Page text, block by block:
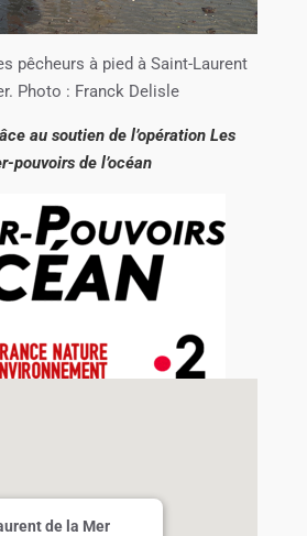
pêcheurs à pied à Saint-Laurent
Photo : Franck Delisle
au soutien de l’opération Les
pouvoirs de l’océan
de la Mer